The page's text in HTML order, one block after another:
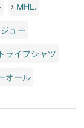
› MHL.
ュー
ライプシャツ
オール